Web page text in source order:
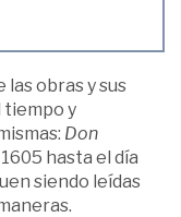
obras y sus
tiempo y
Don
hasta el día
siendo leídas